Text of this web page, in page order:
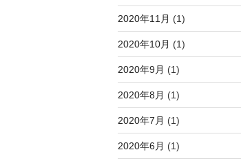
2020年11月 (1)
2020年10月 (1)
2020年9月 (1)
2020年8月 (1)
2020年7月 (1)
2020年6月 (1)